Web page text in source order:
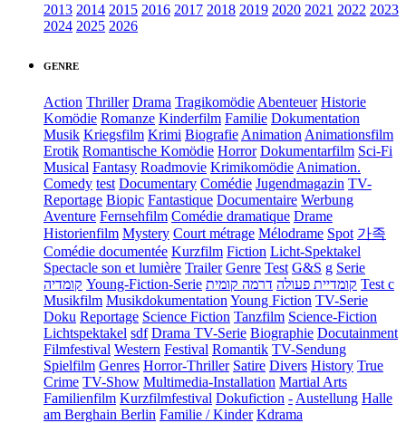
2013 2014 2015 2016 2017 2018 2019 2020 2021 2022 2023
2024 2025 2026
GENRE
Action Thriller Drama Tragikomödie Abenteuer Historie
Komödie Romanze Kinderfilm Familie Dokumentation
Musik Kriegsfilm Krimi Biografie Animation Animationsfilm
Erotik Romantische Komödie Horror Dokumentarfilm Sci-Fi
Musical Fantasy Roadmovie Krimikomödie Animation.
Comedy test Documentary Comédie Jugendmagazin TV-
Reportage Biopic Fantastique Documentaire Werbung
Aventure Fernsehfilm Comédie dramatique Drame
Historienfilm Mystery Court métrage Mélodrame Spot 가족
Comédie documentée Kurzfilm Fiction Licht-Spektakel
Spectacle son et lumière Trailer Genre Test G&S g Serie
קומדיה Young-Fiction-Serie קומדיית פעולה דרמה קומית
Test c
Musikfilm Musikdokumentation Young Fiction TV-Serie
Doku Reportage Science Fiction Tanzfilm Science-Fiction
Lichtspektakel sdf Drama TV-Serie Biographie Docutainment
Filmfestival Western Festival Romantik TV-Sendung
Spielfilm Genres Horror-Thriller Satire Divers History True
Crime TV-Show Multimedia-Installation Martial Arts
Familienfilm Kurzfilmfestival Dokufiction - Austellung Halle
am Berghain Berlin Familie / Kinder Kdrama